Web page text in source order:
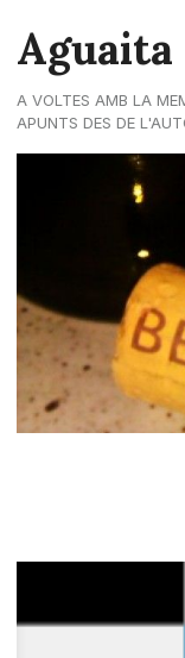
Aguaita
A VOLTES AMB LA
APUNTS DES DE